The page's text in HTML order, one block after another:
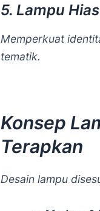
5. Lampu
Memperkuat
tematik.
Konsep
Terapkan
Desain lampu